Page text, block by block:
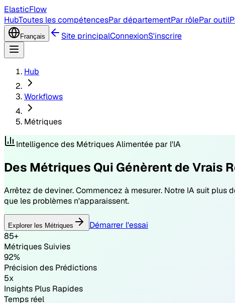
ElasticFlow
HubToutes les compétencesPar départementPar rôlePar outil
Français Site principalConnexionS'inscrire
Hub
Workflows
Métriques
Intelligence des Métriques Alimentée par l'IA
Des Métriques Qui Génèrent de Vrais
Arrêtez de deviner. Commencez à mesurer. Notre IA suit
que les problèmes n'apparaissent.
Explorer les Métriques
Démarrer l'essai
85+
Métriques Suivies
92%
Précision des Prédictions
5x
Insights Plus Rapides
Temps réel